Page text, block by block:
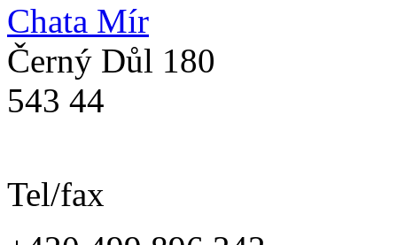
Chata Mír
Černý Důl 180
543 44
Tel/fax